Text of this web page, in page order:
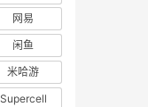
网易
闲鱼
米哈游
Supercell